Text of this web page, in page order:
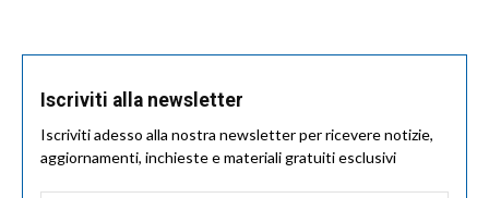
Iscriviti alla newsletter
Iscriviti adesso alla nostra newsletter per ricevere notizie,
aggiornamenti, inchieste e materiali gratuiti esclusivi